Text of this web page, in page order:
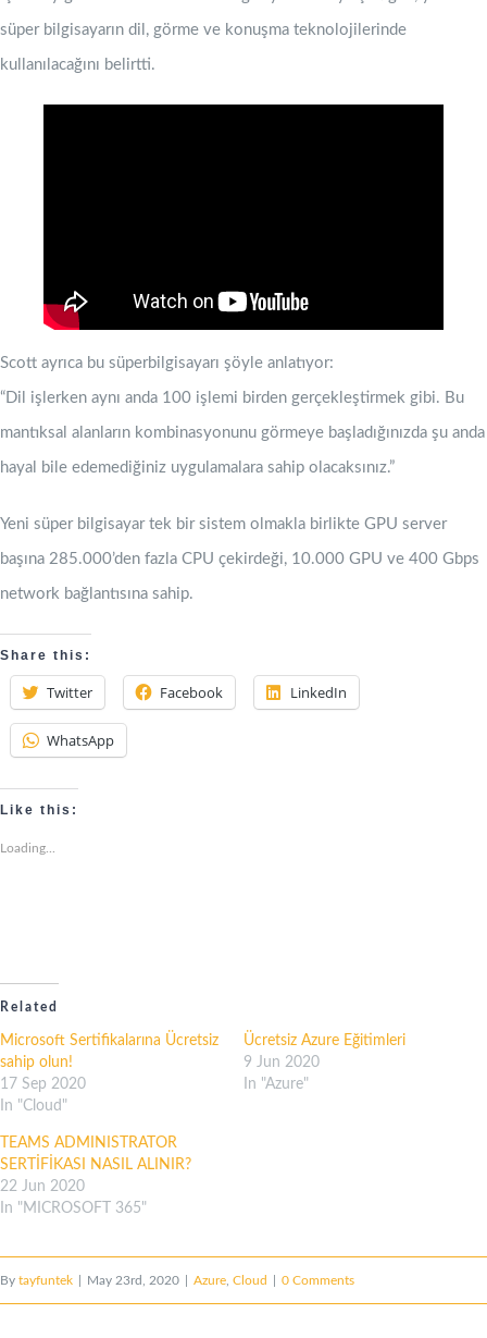
süper bilgisayarın dil, görme ve konuşma teknolojilerinde
kullanılacağını belirtti.
Scott ayrıca bu süperbilgisayarı şöyle anlatıyor:
“Dil işlerken aynı anda 100 işlemi birden gerçekleştirmek gibi. Bu
mantıksal alanların kombinasyonunu görmeye başladığınızda şu anda
hayal bile edemediğiniz uygulamalara sahip olacaksınız.”
Yeni süper bilgisayar tek bir sistem olmakla birlikte GPU server
başına 285.000’den fazla CPU çekirdeği, 10.000 GPU ve 400 Gbps
network bağlantısına sahip.
Share this:
Twitter Facebook LinkedIn
WhatsApp
Like this:
Loading...
Related
Microsoft Sertifikalarına Ücretsiz
sahip olun!
17 Sep 2020
In "Cloud"
Ücretsiz Azure Eğitimleri
9 Jun 2020
In "Azure"
TEAMS ADMINISTRATOR
SERTİFİKASI NASIL ALINIR?
22 Jun 2020
In "MICROSOFT 365"
By tayfuntek May 23rd, 2020 Azure Cloud 0 Comments